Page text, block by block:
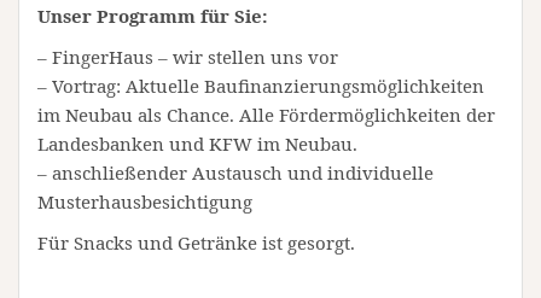
Unser Programm für Sie:
– FingerHaus – wir stellen uns vor
– Vortrag: Aktuelle Baufinanzierungsmöglichkeiten
im Neubau als Chance. Alle Fördermöglichkeiten der
Landesbanken und KFW im Neubau.
– anschließender Austausch und individuelle
Musterhausbesichtigung
Für Snacks und Getränke ist gesorgt.